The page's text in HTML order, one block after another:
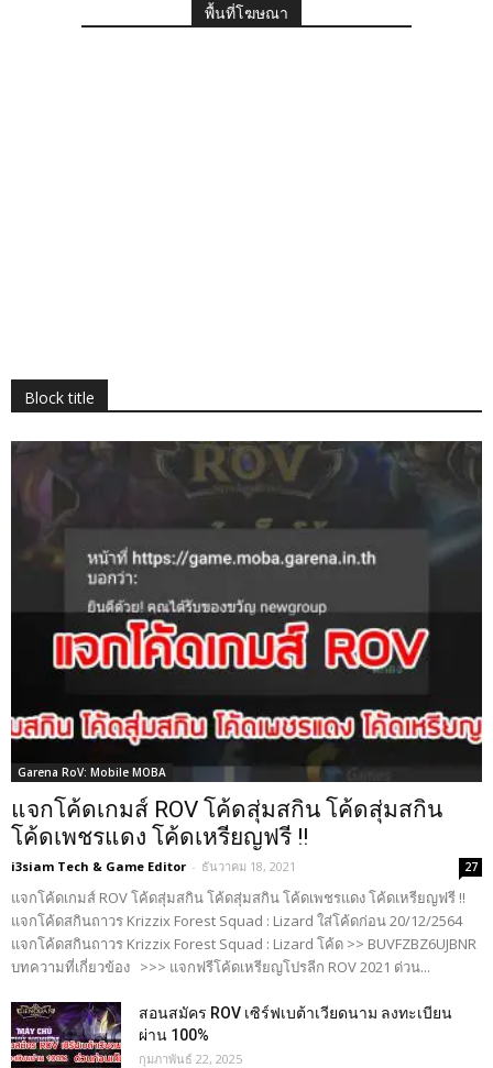
พื้นที่โฆษณา
Block title
Garena RoV: Mobile MOBA
แจกโค้ดเกมส์ ROV โค้ดสุ่มสกิน โค้ดสุ่มสกิน
โค้ดเพชรแดง โค้ดเหรียญฟรี !!
i3siam Tech & Game Editor - ธันวาคม 18, 2021 27
แจกโค้ดเกมส์ ROV โค้ดสุ่มสกิน โค้ดสุ่มสกิน โค้ดเพชรแดง โค้ดเหรียญฟรี !!
แจกโค้ดสกินถาวร Krizzix Forest Squad : Lizard ใส่โค้ดก่อน 20/12/2564
แจกโค้ดสกินถาวร Krizzix Forest Squad : Lizard โค้ด >> BUVFZBZ6UJBNR
บทความที่เกี่ยวข้อง >>> แจกฟรีโค้ดเหรียญโปรลีก ROV 2021 ด่วน...
สอนสมัคร ROV เซิร์ฟเบต้าเวียดนาม ลงทะเบียน
ผ่าน 100%
กุมภาพันธ์ 22, 2025